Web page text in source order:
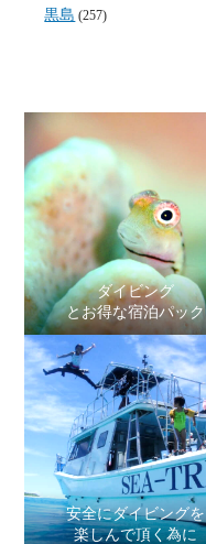
黒島 (257)
ダイビング
とお得な宿泊パック
安全にダイビングを
楽しんで頂く為に